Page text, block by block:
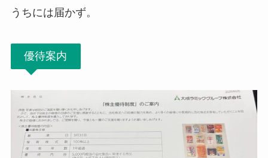
うちには届かず。
優待案内